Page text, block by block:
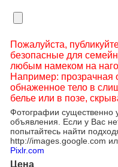
Пожалуйста,
безопасные для
любым намеком на
Например: прозрачная
обнаженное тело в
белье или в позе,
Фотографии существенно
объявления. Если у Вас
попытайтесь найти
http://images.google.com
Pixlr.com
Цена